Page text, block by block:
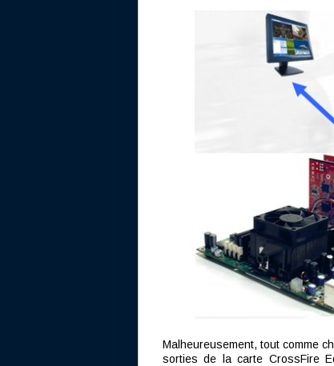
Malheureusement, tout comme
sorties de la carte CrossFire